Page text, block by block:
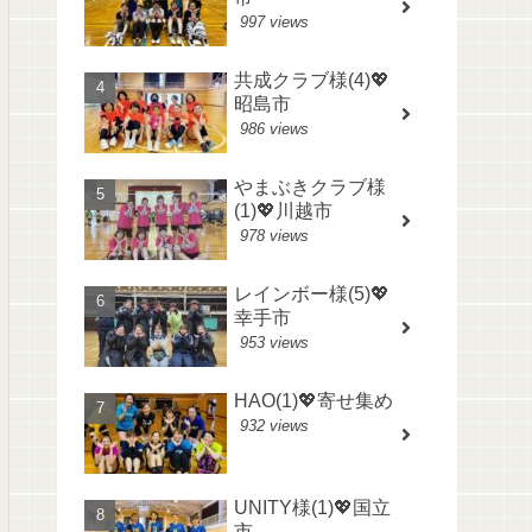
997 views
共成クラブ様(4)💖
昭島市
986 views
やまぶきクラブ様
(1)💖川越市
978 views
レインボー様(5)💖
幸手市
953 views
HAO(1)💖寄せ集め
932 views
UNITY様(1)💖国立